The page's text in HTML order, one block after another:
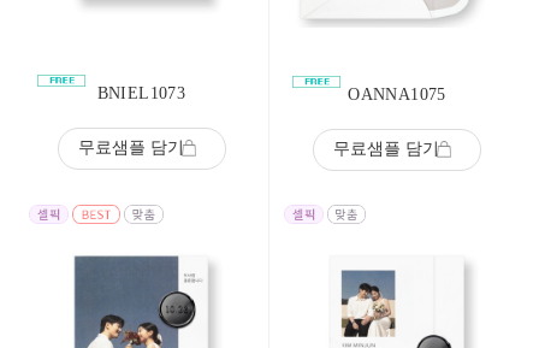
BNIEL1073
무료샘플 담기
OANNA1075
무료샘플 담기